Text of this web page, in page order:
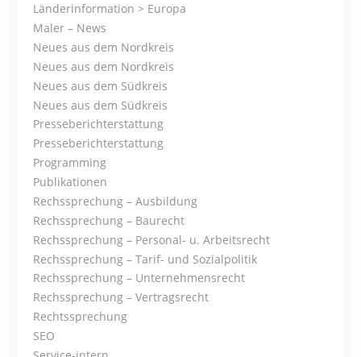
Länderinformation > Europa
Maler – News
Neues aus dem Nordkreis
Neues aus dem Nordkreis
Neues aus dem Südkreis
Neues aus dem Südkreis
Presseberichterstattung
Presseberichterstattung
Programming
Publikationen
Rechssprechung – Ausbildung
Rechssprechung – Baurecht
Rechssprechung – Personal- u. Arbeitsrecht
Rechssprechung – Tarif- und Sozialpolitik
Rechssprechung – Unternehmensrecht
Rechssprechung – Vertragsrecht
Rechtssprechung
SEO